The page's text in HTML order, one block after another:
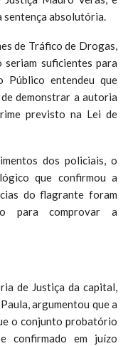
sentença absolutória.
de Tráfico de Drogas,
seriam suficientes para
Público entendeu que
demonstrar a autoria
previsto na Lei de
dos policiais, o
que confirmou a
do flagrante foram
para comprovar a
de Justiça da capital,
argumentou que a
o conjunto probatório
confirmado em juízo